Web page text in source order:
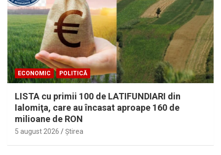
ECONOMIC POLITICĂ
LISTA cu primii 100 de LATIFUNDIARI din
Ialomiţa, care au încasat aproape 160 de
milioane de RON
5 august 2026 Ştirea